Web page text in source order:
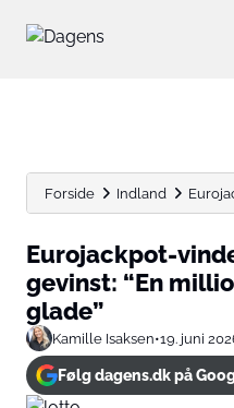
Forside Indland
Eurojackpot-
gevinst: “En
glade”
Kamille Isaksen•19. juni
Følg dagens.dk på